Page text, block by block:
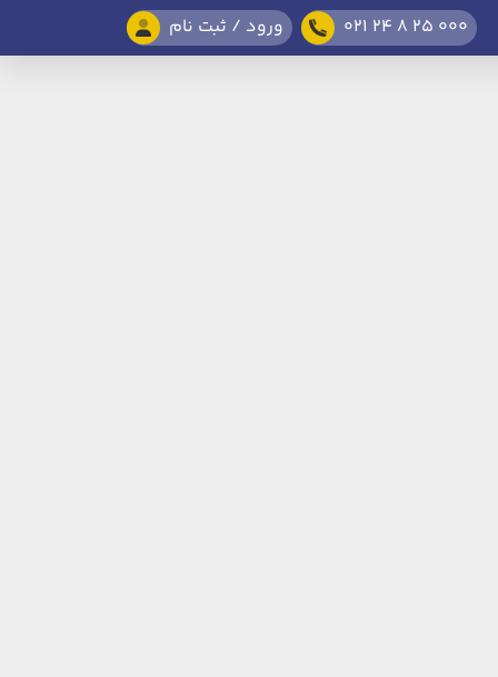
021 24 8 25 000 ورود / ثبت نام